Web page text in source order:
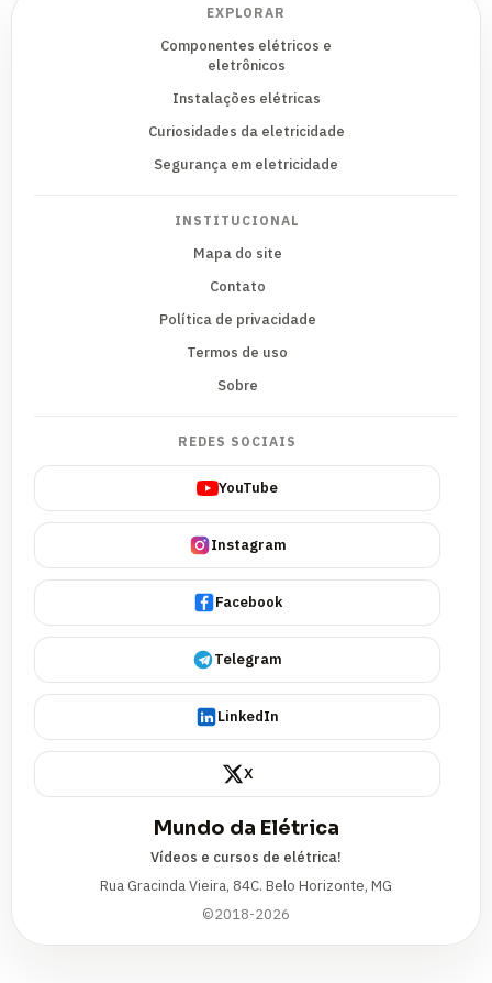
EXPLORAR
Componentes elétricos e
eletrônicos
Instalações elétricas
Curiosidades da eletricidade
Segurança em eletricidade
INSTITUCIONAL
Mapa do site
Contato
Política de privacidade
Termos de uso
Sobre
REDES SOCIAIS
YouTube
Instagram
Facebook
Telegram
LinkedIn
X
Mundo da Elétrica
Vídeos e cursos de elétrica!
Rua Gracinda Vieira, 84C. Belo Horizonte, MG
©2018-2026